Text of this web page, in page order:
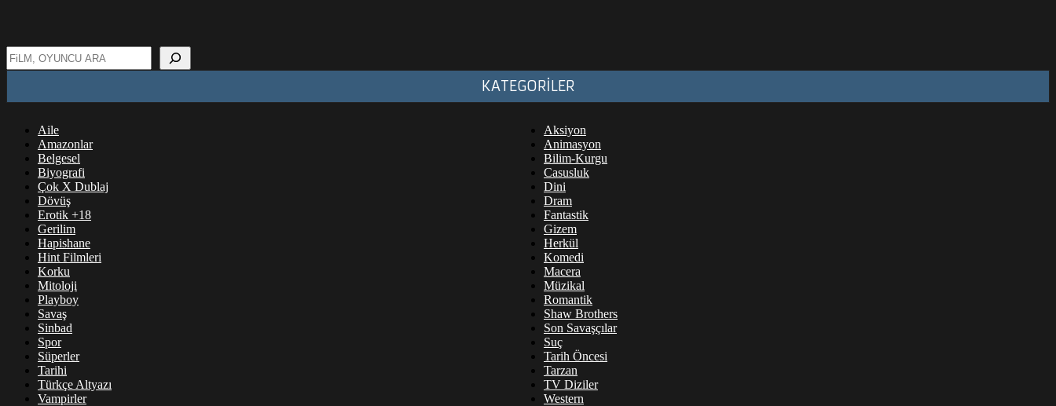
Ara
KATEGORİLER
Aile
Aksiyon
Amazonlar
Animasyon
Belgesel
Bilim-Kurgu
Biyografi
Casusluk
Çok X Dublaj
Dini
Dövüş
Dram
Erotik +18
Fantastik
Gerilim
Gizem
Hapishane
Herkül
Hint Filmleri
Komedi
Korku
Macera
Mitoloji
Müzikal
Playboy
Romantik
Savaş
Shaw Brothers
Sinbad
Son Savaşçılar
Spor
Suç
Süperler
Tarih Öncesi
Tarihi
Tarzan
Türkçe Altyazı
TV Diziler
Vampirler
Western